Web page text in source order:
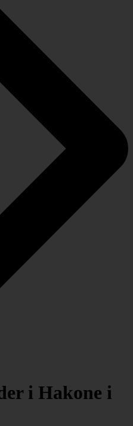
i Hakone i